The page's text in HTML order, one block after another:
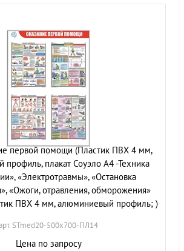
первой помощи (Пластик ПВХ 4 мм,
плакат Соуэло А4 -Техника
«Электротравмы», «Остановка
«Ожоги, отравления, обморожения»
ПВХ 4 мм, алюминиевый профиль; )
STmed20-500х700-ПЛ14
Цена по запросу